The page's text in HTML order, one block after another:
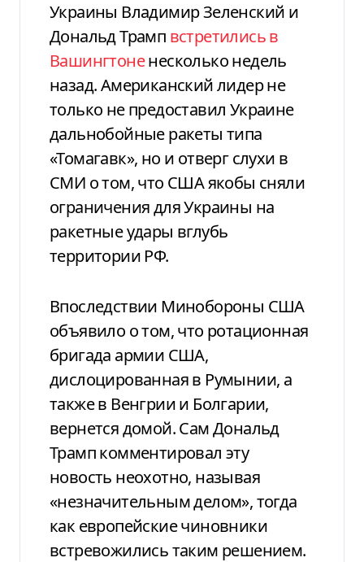
Украины Владимир Зеленский и
Дональд Трамп встретились в
Вашингтоненесколько недель
назад. Американский лидер не
только не предоставил Украине
дальнобойные ракеты типа
«Томагавк», но и отверг слухи в
СМИ о том, что США якобы сняли
ограничения для Украины на
ракетные удары вглубь
территории РФ.
Впоследствии Минобороны США
объявило о том, что ротационная
бригада армии США,
дислоцированная в Румынии, а
также в Венгрии и Болгарии,
вернется домой. Сам Дональд
Трамп комментировал эту
новость неохотно, называя
«незначительным делом», тогда
как европейские чиновники
встревожились таким решением.